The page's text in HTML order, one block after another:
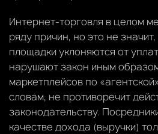
Интернет-торговля в целом
ряду причин, но это не
площадки уклоняются от
нарушают закон иным
маркетплейсов по
словам, не противоречит
законодательству.
качестве дохода (выручки)